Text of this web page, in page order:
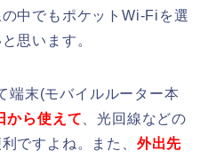
中でもポケットWi-Fiを選
思います。
端末(モバイルルーター本
から使えて、光回線などの
ですよね。また、 外出先